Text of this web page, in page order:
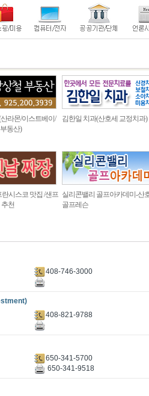
라몬/이스트베이/
동산)
김한일 치과(산호세 교정치과)
시스코 맛집 /샌프
천
실리콘밸리 골프아카데미-산
골프레슨
408-746-3000
408-821-9788
650-341-5700
650-341-9518